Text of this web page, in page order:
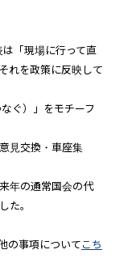
は「現場に行って直
れを政策に反映して
ぐ）」をモチーフ
見交換・車座集
年の通常国会の代
た。
の事項についてこち